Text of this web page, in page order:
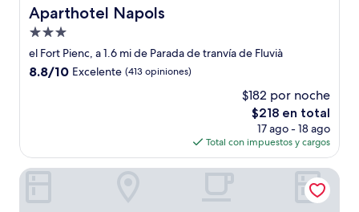
Aparthotel Napols
Aparthotel Napols
Propiedad
de
3.0
el Fort Pienc, a 1.6 mi de Parada de tranvía de Fluvià
8.8
8.8/10 Excelente (413 opiniones)
$182 por noche
El
precio
actual
es
de
$218 en total
17 ago - 18 ago
Total con impuestos y cargos
easyHotel Barcelona La Sagrera